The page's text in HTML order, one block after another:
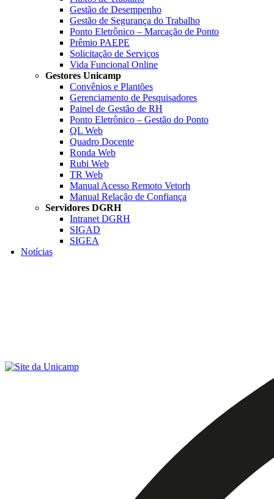
Gestão de Desempenho
Gestão de Segurança do Trabalho
Ponto Eletrônico – Marcação de Ponto
Prêmio PAEPE
Solicitação de Serviços
Vida Funcional Online
Gestores Unicamp
Convênios e Plantões
Gerenciamento de Pesquisadores
Painel de Gestão de RH
Ponto Eletrônico – Gestão do Ponto
QL Web
Quadro Docente
Ronda Web
Rubi Web
TR Web
Manual Acesso Remoto Vetorh
Manual Relação de Confiança
Servidores DGRH
Intranet DGRH
SIGAD
SIGEA
Notícias